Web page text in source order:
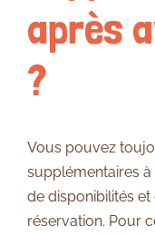
après
?
Vous pouvez
supplémentaires
de disponibilités
réservation. Pour